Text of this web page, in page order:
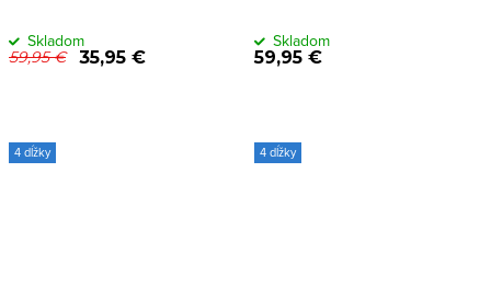
59,95 € 35,95 €
Skladom
59,95 €
Skladom
4 dĺžky 4 dĺžky